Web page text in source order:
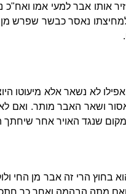
אותו אבר למעי אמו ואח"כ
נאסר כבשר שפרש
לא נשאר אלא מיעוטו
ושאר האבר מותר. ואם לא
שנגד האויר אחר שיחתך
בחוץ הרי זה אבר מן החי
ואם מתה הבהמה ואחר כך